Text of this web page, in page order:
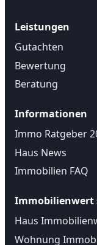
Leistungen
Gutachten
Bewertung
Beratung
Informationen
Immo Ratgeber
Haus News
Immobilien FAQ
Immobilienwert
Haus
Wohnung